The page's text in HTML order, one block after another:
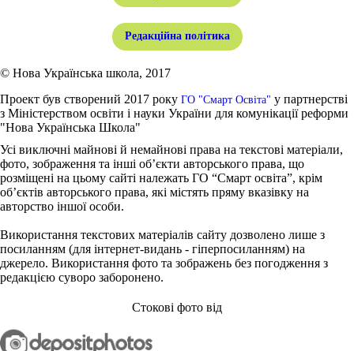
Редакційна політика
© Нова Українська школа, 2017
Проект був створений 2017 року ГО "Смарт Освіта" у партнерстві
з Міністерством освіти і науки України для комунікації реформи
"Нова Українська Школа"
Усі виключні майнові й немайнові права на текстові матеріали,
фото, зображення та інші об’єкти авторського права, що
розміщені на цьому сайті належать ГО “Смарт освіта”, крім
об’єктів авторського права, які містять пряму вказівку на
авторство іншої особи.
Використання текстових матеріалів сайту дозволено лише з
посиланням (для інтернет-видань - гіперпосиланням) на
джерело. Використання фото та зображень без погодження з
редакцією суворо заборонено.
Стокові фото від